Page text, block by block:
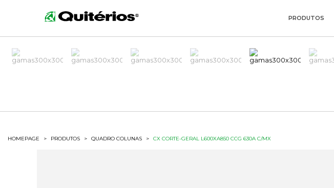
PRODUTOS
HOMEPAGE > PRODUTOS > QUADRO COLUNAS > CX CORTE-GERAL L600XA850 CCG 630A C/MX